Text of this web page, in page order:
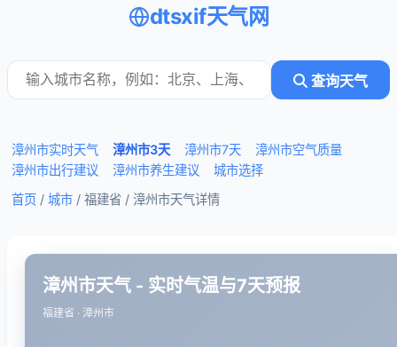
dtsxif天气网
查询天气
漳州市实时天气 漳州市3天 漳州市7天
漳州市空气质量
漳州市出行建议
漳州市养生建议
城市选择
首页 / 城市 / 福建省 / 漳州市天气详情
漳州市天气 - 实时气温与7天预报
福建省 · 漳州市